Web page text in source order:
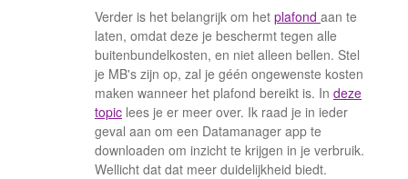
Verder is het belangrijk om het plafond aan te
laten, omdat deze je beschermt tegen alle
buitenbundelkosten, en niet alleen bellen. Stel
je MB's zijn op, zal je géén ongewenste kosten
maken wanneer het plafond bereikt is. In deze
topic lees je er meer over. Ik raad je in ieder
geval aan om een Datamanager app te
downloaden om inzicht te krijgen in je verbruik.
Wellicht dat dat meer duidelijkheid biedt.